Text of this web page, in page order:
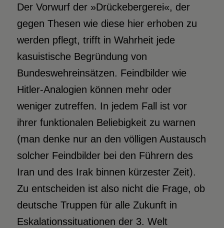
Der Vorwurf der »Drückebergerei«, der
gegen Thesen wie diese hier erhoben zu
werden pflegt, trifft in Wahrheit jede
kasuistische Begründung von
Bundeswehreinsätzen. Feindbilder wie
Hitler-Analogien können mehr oder
weniger zutreffen. In jedem Fall ist vor
ihrer funktionalen Beliebigkeit zu warnen
(man denke nur an den völligen Austausch
solcher Feindbilder bei den Führern des
Iran und des Irak binnen kürzester Zeit).
Zu entscheiden ist also nicht die Frage, ob
deutsche Truppen für alle Zukunft in
Eskalationssituationen der 3. Welt